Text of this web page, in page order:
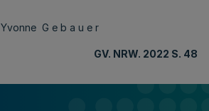
Yvonne G e b a u e r
GV. NRW. 2022 S. 48